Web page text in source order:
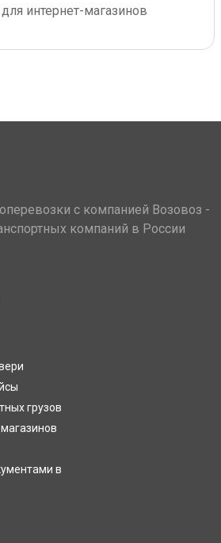
интернет-магазинов
с компанией Возовоз -
компаний в России
грузов
в